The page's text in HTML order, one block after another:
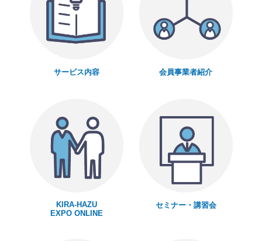
サービス内容 会員事業者紹介
KIRA-HAZU
EXPO ONLINE
セミナー・講習会